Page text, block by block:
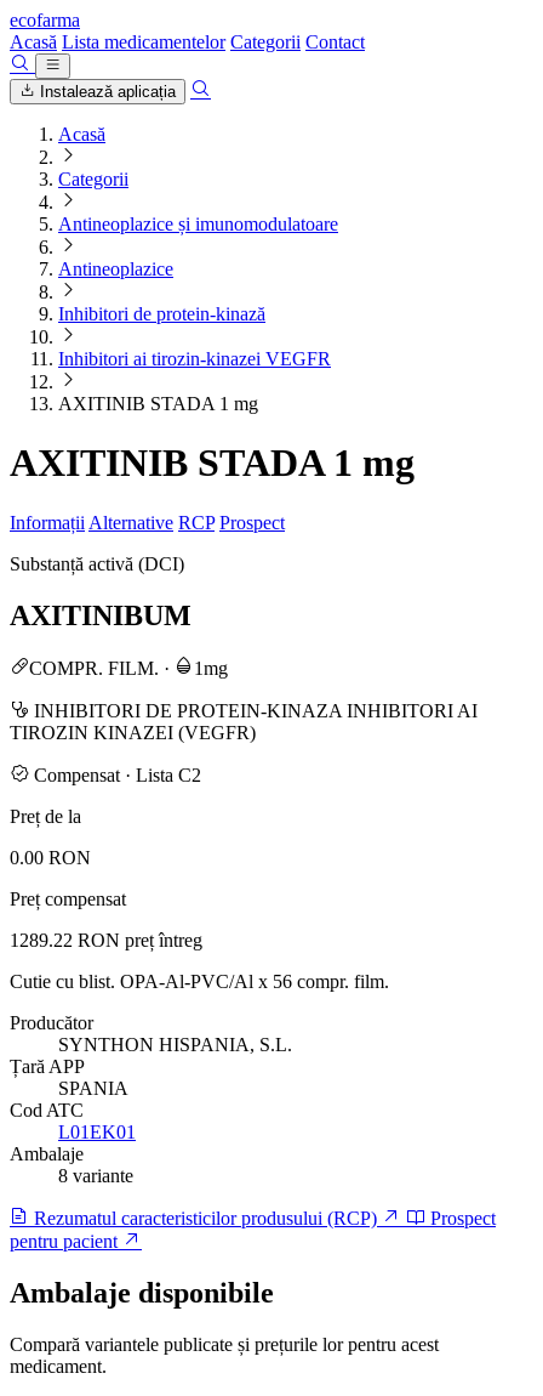
ecofarma
Acasă Lista medicamentelor Categorii Contact
Instalează aplicația
Acasă
Categorii
Antineoplazice și imunomodulatoare
Antineoplazice
Inhibitori de protein-kinază
Inhibitori ai tirozin-kinazei VEGFR
AXITINIB STADA 1 mg
AXITINIB STADA 1 mg
Informații Alternative RCP Prospect
Substanță activă (DCI)
AXITINIBUM
COMPR. FILM. · 1mg
INHIBITORI DE PROTEIN-KINAZA INHIBITORI AI
TIROZIN KINAZEI (VEGFR)
Compensat · Lista C2
Preț de la
0.00 RON
Preț compensat
1289.22 RON preț întreg
Cutie cu blist. OPA-Al-PVC/Al x 56 compr. film.
Producător
SYNTHON HISPANIA, S.L.
Țară APP
SPANIA
Cod ATC
L01EK01
Ambalaje
8 variante
Rezumatul caracteristicilor produsului (RCP)
Prospect
pentru pacient
Ambalaje disponibile
Compară variantele publicate și prețurile lor pentru acest
medicament.